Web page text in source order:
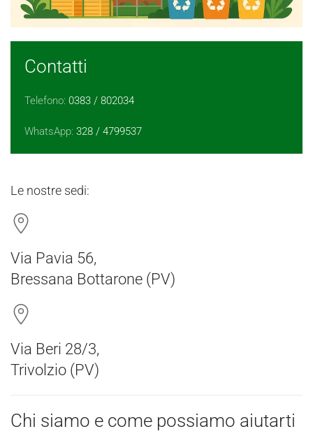
Contatti
Telefono: 0383 / 802034
WhatsApp: 328 / 4799537
Le nostre sedi:
Via Pavia 56,
Bressana Bottarone (PV)
Via Beri 28/3,
Trivolzio (PV)
Chi siamo e come possiamo aiutarti